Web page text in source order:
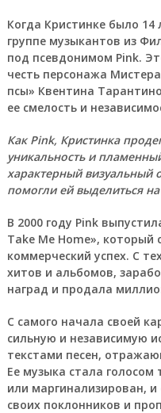
Когда Кристинке было 14
группе музыкантов из
под псевдонимом Pink.
честь персонажа
псы» Квентина
ее смелость и
Как Pink, Кристинка
уникальность и
характерный визуальный
помогли ей выделиться
В 2000 году Pink
Take Me Home»,
коммерческий успех. С
хитов и альбомов,
наград и продала
С самого начала своей
сильную и независимую
текстами песен,
Ее музыка стала
или маргинализирован,
своих поклонников и